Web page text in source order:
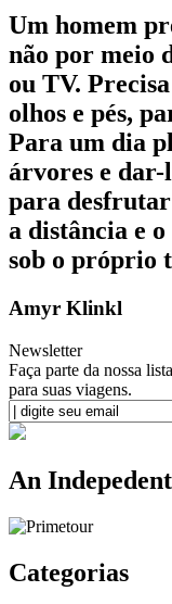
Um homem
não por meio
ou TV.
olhos e pés,
Para um dia
árvores e
para
a distância e
sob o próprio
Amyr Klinkl
Newsletter
Faça parte da nossa
para suas viagens.
An
Categorias